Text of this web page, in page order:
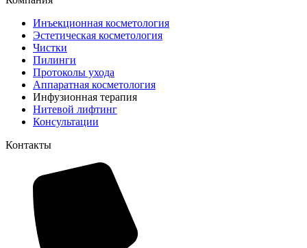
Инъекционная косметология
Эстетическая косметология
Чистки
Пилинги
Протоколы ухода
Аппаратная косметология
Инфузионная терапия
Нитевой лифтинг
Консультации
Контакты